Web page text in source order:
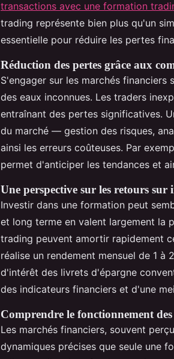
transactions avec une formation
trading représente bien plus qu'un
essentielle pour réduire les pertes
Réduction des pertes grâce aux
S'engager sur les marchés
des eaux inconnues. Les traders
entraînant des pertes significatives.
du marché — gestion des risques,
ainsi les erreurs coûteuses. Par
permet d'anticiper les tendances et
Une perspective sur les retours sur
Investir dans une formation peut
et long terme en valent largement la
trading peuvent amortir rapidement
réalise un rendement mensuel de 1 à
d'intérêt des livrets d'épargne
des indicateurs financiers et d'une
Comprendre le fonctionnement
Les marchés financiers, souvent
dynamiques précises que seule une